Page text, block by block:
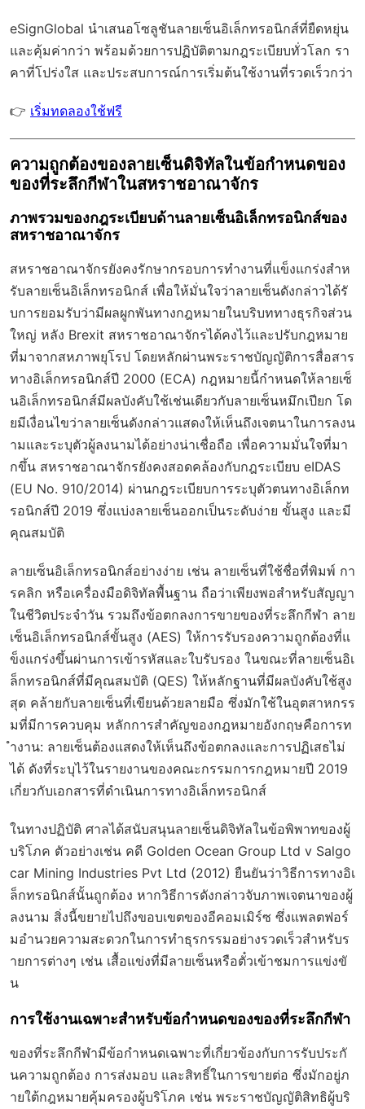
eSignGlobal นำเสนอโซลูชันลายเซ็นอิเล็กทรอนิกส์ที่ยืดหยุ่น
และคุ้มค่ากว่า พร้อมด้วยการปฏิบัติตามกฎระเบียบทั่วโลก รา
คาที่โปร่งใส และประสบการณ์การเริ่มต้นใช้งานที่รวดเร็วกว่า
👉 เริ่มทดลองใช้ฟรี
ความถูกต้องของลายเซ็นดิจิทัลในข้อกำหนดของ
ของที่ระลึกกีฬาในสหราชอาณาจักร
ภาพรวมของกฎระเบียบด้านลายเซ็นอิเล็กทรอนิกส์ของ
สหราชอาณาจักร
สหราชอาณาจักรยังคงรักษากรอบการทำงานที่แข็งแกร่งสำห
รับลายเซ็นอิเล็กทรอนิกส์ เพื่อให้มั่นใจว่าลายเซ็นดังกล่าวได้รั
บการยอมรับว่ามีผลผูกพันทางกฎหมายในบริบททางธุรกิจส่วน
ใหญ่ หลัง Brexit สหราชอาณาจักรได้คงไว้และปรับกฎหมาย
ที่มาจากสหภาพยุโรป โดยหลักผ่านพระราชบัญญัติการสื่อสาร
ทางอิเล็กทรอนิกส์ปี 2000 (ECA) กฎหมายนี้กำหนดให้ลายเซ็
นอิเล็กทรอนิกส์มีผลบังคับใช้เช่นเดียวกับลายเซ็นหมึกเปียก โด
ยมีเงื่อนไขว่าลายเซ็นดังกล่าวแสดงให้เห็นถึงเจตนาในการลงน
ามและระบุตัวผู้ลงนามได้อย่างน่าเชื่อถือ เพื่อความมั่นใจที่มา
กขึ้น สหราชอาณาจักรยังคงสอดคล้องกับกฎระเบียบ eIDAS
(EU No. 910/2014) ผ่านกฎระเบียบการระบุตัวตนทางอิเล็กท
รอนิกส์ปี 2019 ซึ่งแบ่งลายเซ็นออกเป็นระดับง่าย ขั้นสูง และมี
คุณสมบัติ
ลายเซ็นอิเล็กทรอนิกส์อย่างง่าย เช่น ลายเซ็นที่ใช้ชื่อที่พิมพ์ กา
รคลิก หรือเครื่องมือดิจิทัลพื้นฐาน ถือว่าเพียงพอสำหรับสัญญา
ในชีวิตประจำวัน รวมถึงข้อตกลงการขายของที่ระลึกกีฬา ลาย
เซ็นอิเล็กทรอนิกส์ขั้นสูง (AES) ให้การรับรองความถูกต้องที่แ
ข็งแกร่งขึ้นผ่านการเข้ารหัสและใบรับรอง ในขณะที่ลายเซ็นอิเ
ล็กทรอนิกส์ที่มีคุณสมบัติ (QES) ให้หลักฐานที่มีผลบังคับใช้สูง
สุด คล้ายกับลายเซ็นที่เขียนด้วยลายมือ ซึ่งมักใช้ในอุตสาหกรร
มที่มีการควบคุม หลักการสำคัญของกฎหมายอังกฤษคือการท
ำงาน: ลายเซ็นต้องแสดงให้เห็นถึงข้อตกลงและการปฏิเสธไม่
ได้ ดังที่ระบุไว้ในรายงานของคณะกรรมการกฎหมายปี 2019
เกี่ยวกับเอกสารที่ดำเนินการทางอิเล็กทรอนิกส์
ในทางปฏิบัติ ศาลได้สนับสนุนลายเซ็นดิจิทัลในข้อพิพาทของผู้
บริโภค ตัวอย่างเช่น คดี Golden Ocean Group Ltd v Salgo
car Mining Industries Pvt Ltd (2012) ยืนยันว่าวิธีการทางอิเ
ล็กทรอนิกส์นั้นถูกต้อง หากวิธีการดังกล่าวจับภาพเจตนาของผู้
ลงนาม สิ่งนี้ขยายไปถึงขอบเขตของอีคอมเมิร์ซ ซึ่งแพลตฟอร์
มอำนวยความสะดวกในการทำธุรกรรมอย่างรวดเร็วสำหรับร
ายการต่างๆ เช่น เสื้อแข่งที่มีลายเซ็นหรือตั๋วเข้าชมการแข่งขั
น
การใช้งานเฉพาะสำหรับข้อกำหนดของของที่ระลึกกีฬา
ของที่ระลึกกีฬามีข้อกำหนดเฉพาะที่เกี่ยวข้องกับการรับประกั
นความถูกต้อง การส่งมอบ และสิทธิ์ในการขายต่อ ซึ่งมักอยู่ภ
ายใต้กฎหมายคุ้มครองผู้บริโภค เช่น พระราชบัญญัติสิทธิผู้บริ